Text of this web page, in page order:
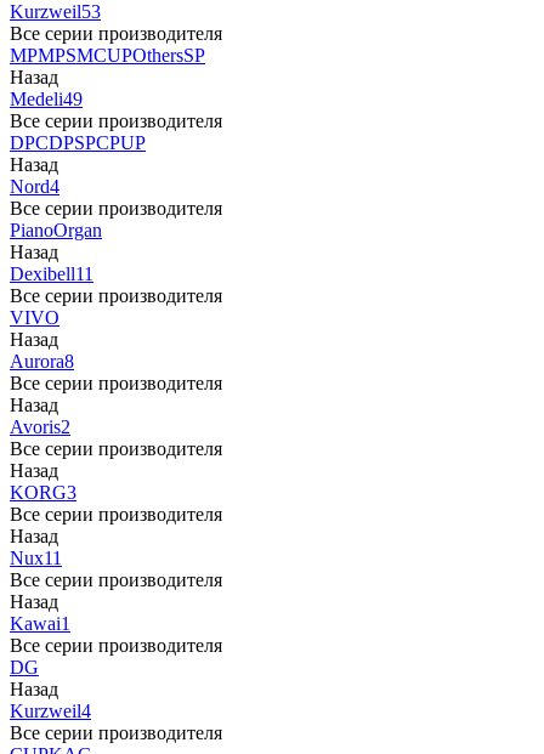
Kurzweil53
Все серии производителя
MPMPSMCUPOthersSP
Назад
Medeli49
Все серии производителя
DPCDPSPCPUP
Назад
Nord4
Все серии производителя
PianoOrgan
Назад
Dexibell11
Все серии производителя
VIVO
Назад
Aurora8
Все серии производителя
Назад
Avoris2
Все серии производителя
Назад
KORG3
Все серии производителя
Назад
Nux11
Все серии производителя
Назад
Kawai1
Все серии производителя
DG
Назад
Kurzweil4
Все серии производителя